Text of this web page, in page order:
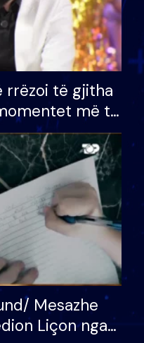
rrëzoi të gjitha
më të
BB VIP: Do më
kur…
Mesazhe
Liçon nga